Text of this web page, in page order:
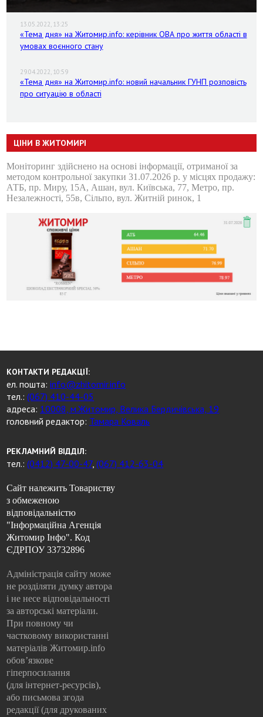
13.05.2022, 13:25
«Тема дня» на Житомир.info: керівник ОВА про життя області в
умовах воєнного стану
29.04.2022, 10:59
«Тема дня» на Житомир.info: новий начальник ГУНП розповість
про ситуацію в області
ЦІНИ В ЖИТОМИРІ
Моніторинг здійснено на основі інформації, отриманої за
методом контрольної закупки 31.07.2026 р. у місцях продажу:
АТБ, пр. Миру, 15А, Ашан, вул. Київська, 77, Метро, пр.
Незалежності, 55в, Сільпо, вул. Житній ринок, 1
КОНТАКТИ РЕДАКЦІЇ:
ел. пошта:info@zhitomir.info
тел.:(067) 410-44-05
адреса: 10008, м.Житомир, Велика Бердичівська, 19
головний редактор: Тамара Коваль
РЕКЛАМНИЙ ВІДДІЛ:
тел.:(0412) 47-00-47,(067) 412-63-04
Сайт належить Товариству
з обмеженою
відповідальністю
"Інформаційна Агенція
Житомир Інфо". Код
ЄДРПОУ 33732896
Адміністрація сайту може
не розділяти думку автора
і не несе відповідальності
за авторські матеріали.
При повному чи
частковому використанні
матеріалів Житомир.info
обов’язкове
гіперпосилання
(для інтернет-ресурсів),
або письмова згода
редакції (для друкованих